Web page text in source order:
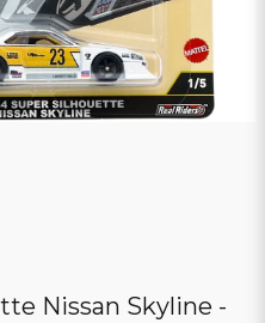
Nissan Skyline -